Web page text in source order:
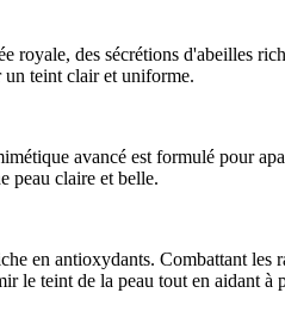
royale, des sécrétions d'abeilles
un teint clair et uniforme.
avancé est formulé pour
peau claire et belle.
en antioxydants. Combattant les
le teint de la peau tout en aidant à